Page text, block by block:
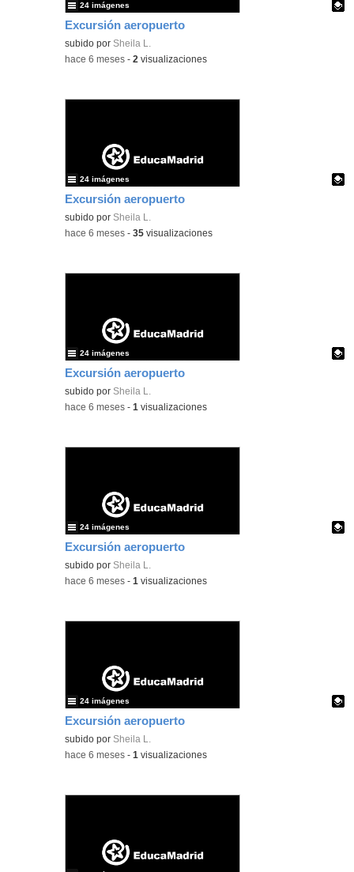
Excursión aeropuerto
Contenido educativo.
subido por Sheila L.
24 imágenes
-hace 6 meses -2 visualizaciones
Excursión aeropuerto
Contenido educativo.
subido por Sheila L.
24 imágenes
-hace 6 meses -35 visualizaciones
Excursión aeropuerto
Contenido educativo.
subido por Sheila L.
24 imágenes
-hace 6 meses -1 visualizaciones
Excursión aeropuerto
Contenido educativo.
subido por Sheila L.
24 imágenes
-hace 6 meses -1 visualizaciones
Excursión aeropuerto
Contenido educativo.
subido por Sheila L.
24 imágenes
-hace 6 meses -1 visualizaciones